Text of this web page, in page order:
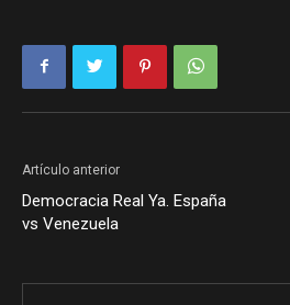
Artículo anterior
Democracia Real Ya. España
vs Venezuela